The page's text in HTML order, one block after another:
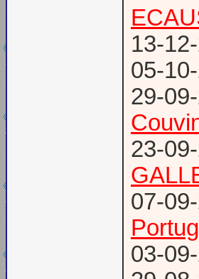
13-
05-
29-
23-
07-
03-